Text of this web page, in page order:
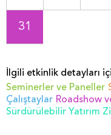
31
İlgili etkinlik detayları
Seminerler ve Paneller
Çalıştaylar Roadshow
Sürdürülebilir Yatırım